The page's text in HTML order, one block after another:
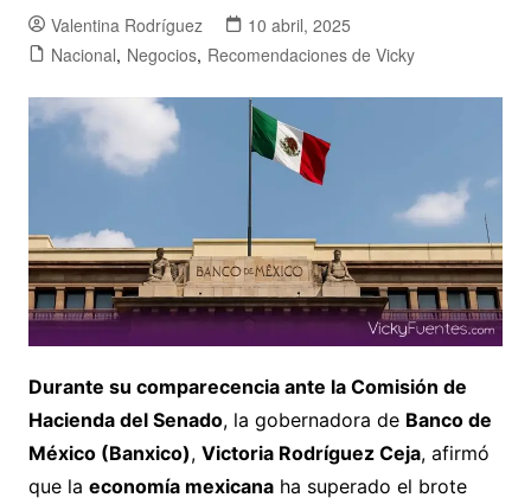
Valentina Rodríguez
10 abril, 2025
Nacional, Negocios, Recomendaciones de Vicky
Durante su comparecencia ante la Comisión de
Hacienda del Senado, la gobernadora de Banco de
México (Banxico), Victoria Rodríguez Ceja, afirmó
que la economía mexicanaha superado el brote